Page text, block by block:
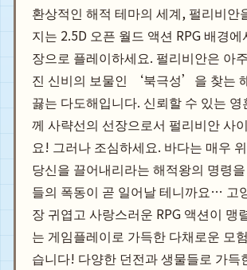
환상적인 해적 테마의 세계, 펄리비안
지는 2.5D 오픈 월드 액션 RPG 배경
장으로 플레이하세요. 펄리비안은 아
진 신비의 보물인 ‘북극성’을 찾는
끓는 다도해입니다. 신뢰할 수 있는
께 사략선의 선장으로서 펄리비안 사
요! 그러나 조심하세요. 바다는 매우
당신을 끌어내리라는 해적왕의 명령
들의 폭동이 곧 일어날 테니까요… 고
장 귀엽고 사랑스러운 RPG 액션이 맹
는 게임플레이로 가득한 다채로운 모
습니다! 다양한 던전과 생물들로 가득